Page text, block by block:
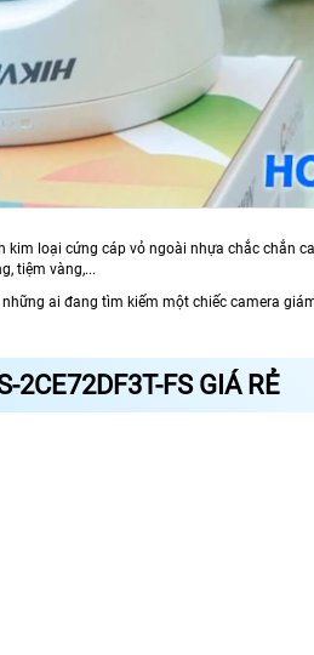
kim loại cứng cáp vỏ ngoài nhựa chắc chắn
tiệm vàng,...
ai đang tìm kiếm một chiếc camera
2CE72DF3T-FS GIÁ RẺ